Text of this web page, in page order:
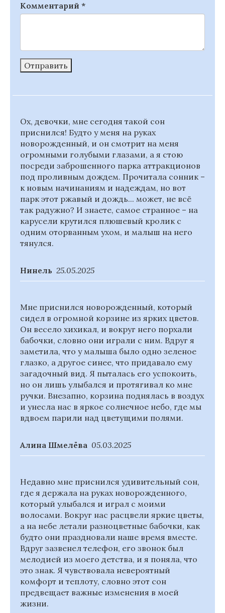
Комментарий *
Отправить
Ох, девочки, мне сегодня такой сон
приснился! Будто у меня на руках
новорожденный, и он смотрит на меня
огромными голубыми глазами, а я стою
посреди заброшенного парка аттракционов
под проливным дождем. Прочитала сонник –
к новым начинаниям и надеждам, но вот
парк этот ржавый и дождь... может, не всё
так радужно? И знаете, самое странное – на
карусели крутился плюшевый кролик с
одним оторванным ухом, и малыш на него
тянулся.
Нинель 25.05.2025
Мне приснился новорожденный, который
сидел в огромной корзине из ярких цветов.
Он весело хихикал, и вокруг него порхали
бабочки, словно они играли с ним. Вдруг я
заметила, что у малыша было одно зеленое
глазко, а другое синее, что придавало ему
загадочный вид. Я пыталась его успокоить,
но он лишь улыбался и протягивал ко мне
ручки. Внезапно, корзина поднялась в воздух
и унесла нас в яркое солнечное небо, где мы
вдвоем парили над цветущими полями.
Алина Шмелёва 05.03.2025
Недавно мне приснился удивительный сон,
где я держала на руках новорожденного,
который улыбался и играл с моими
волосами. Вокруг нас расцвели яркие цветы,
а на небе летали разноцветные бабочки, как
будто они праздновали наше время вместе.
Вдруг зазвенел телефон, его звонок был
мелодией из моего детства, и я поняла, что
это знак. Я чувствовала невероятный
комфорт и теплоту, словно этот сон
предвещает важные изменения в моей
жизни.